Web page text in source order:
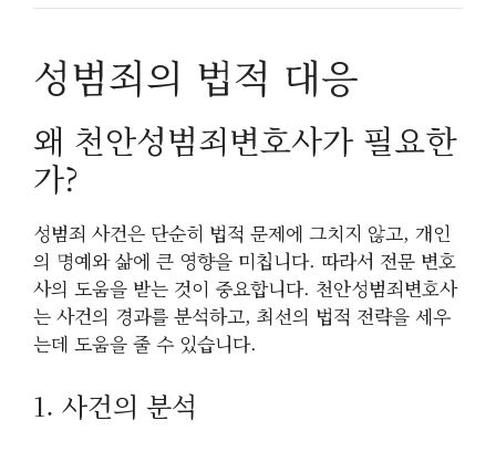
성범죄의 법적 대응
왜 천안성범죄변호사가 필요한
가?
성범죄 사건은 단순히 법적 문제에 그치지 않고, 개인
의 명예와 삶에 큰 영향을 미칩니다. 따라서 전문 변호
사의 도움을 받는 것이 중요합니다. 천안성범죄변호사
는 사건의 경과를 분석하고, 최선의 법적 전략을 세우
는데 도움을 줄 수 있습니다.
1. 사건의 분석